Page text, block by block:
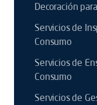
Decoración
Servicios de
Consumo
Servicios de
Consumo
Servicios de